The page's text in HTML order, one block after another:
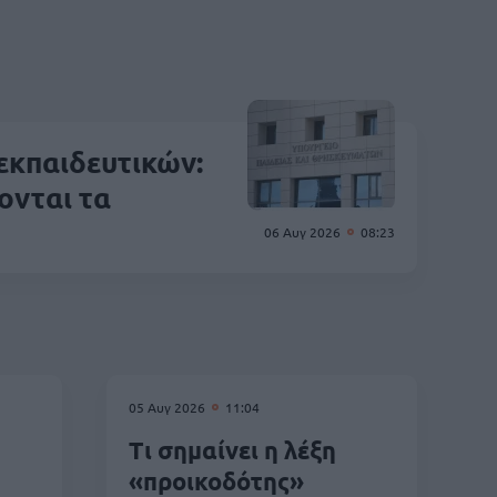
06 Αυγ 2026 08:23
τα
05 Αυγ 2026 11:04
Τι σημαίνει η λέξη
«προικοδότης»